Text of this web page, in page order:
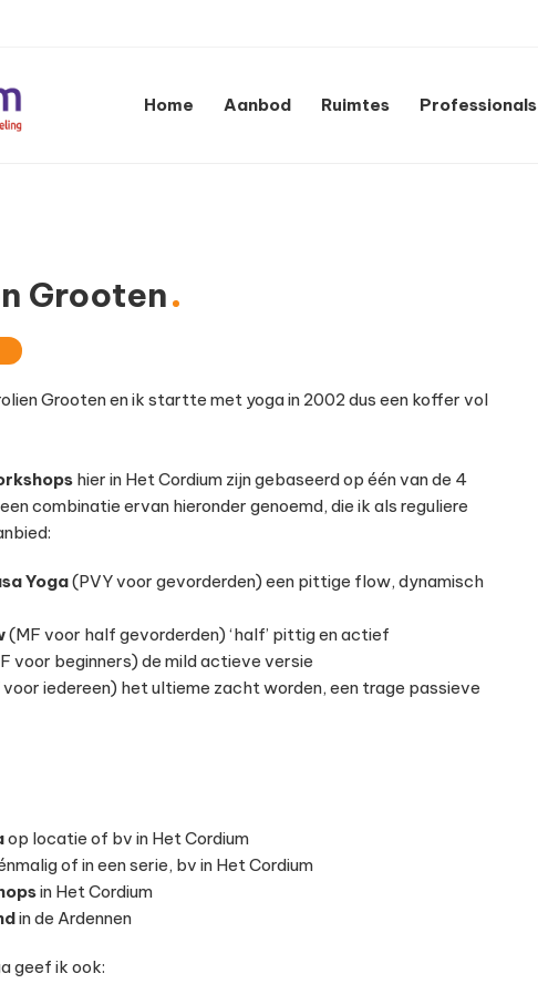
Home Aanbod Ruimtes Professionals
Grooten
Grooten en ik startte met yoga in 2002 dus een koffer vol
hier in Het Cordium zijn gebaseerd op één van de 4
combinatie ervan hieronder genoemd, die ik als reguliere
Yoga(PVY voor gevorderden) een pittige flow, dynamisch
(MF voor half gevorderden) ‘half’ pittig en actief
voor beginners) de mild actieve versie
voor iedereen) het ultieme zacht worden, een trage passieve
op locatie of bv in Het Cordium
of in een serie, bv in Het Cordium
in Het Cordium
in de Ardennen
geef ik ook: